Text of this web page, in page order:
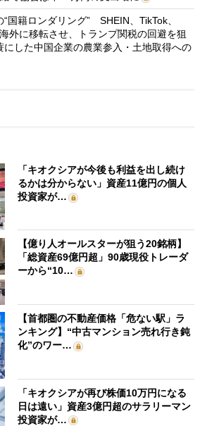
国籍ロンダリング” SHEIN、TikTok、
外に移転させ、トランプ関税の回避を狙
した中国企業の農業参入・土地取得への
「キオクシアが今後も利益を出し続け
るかは分からない」資産11億円の個人
投資家が…
【億り人オールスターが狙う20銘柄】
「総資産69億円超」90歳現役トレーダ
ーから“10…
【首都圏の不動産価格「危ない駅」ラ
ンキング】“中古マンション売れ行き鈍
化”のワー…
「キオクシアが再び株価10万円になる
日は遠い」資産3億円超のサラリーマン
投資家が…